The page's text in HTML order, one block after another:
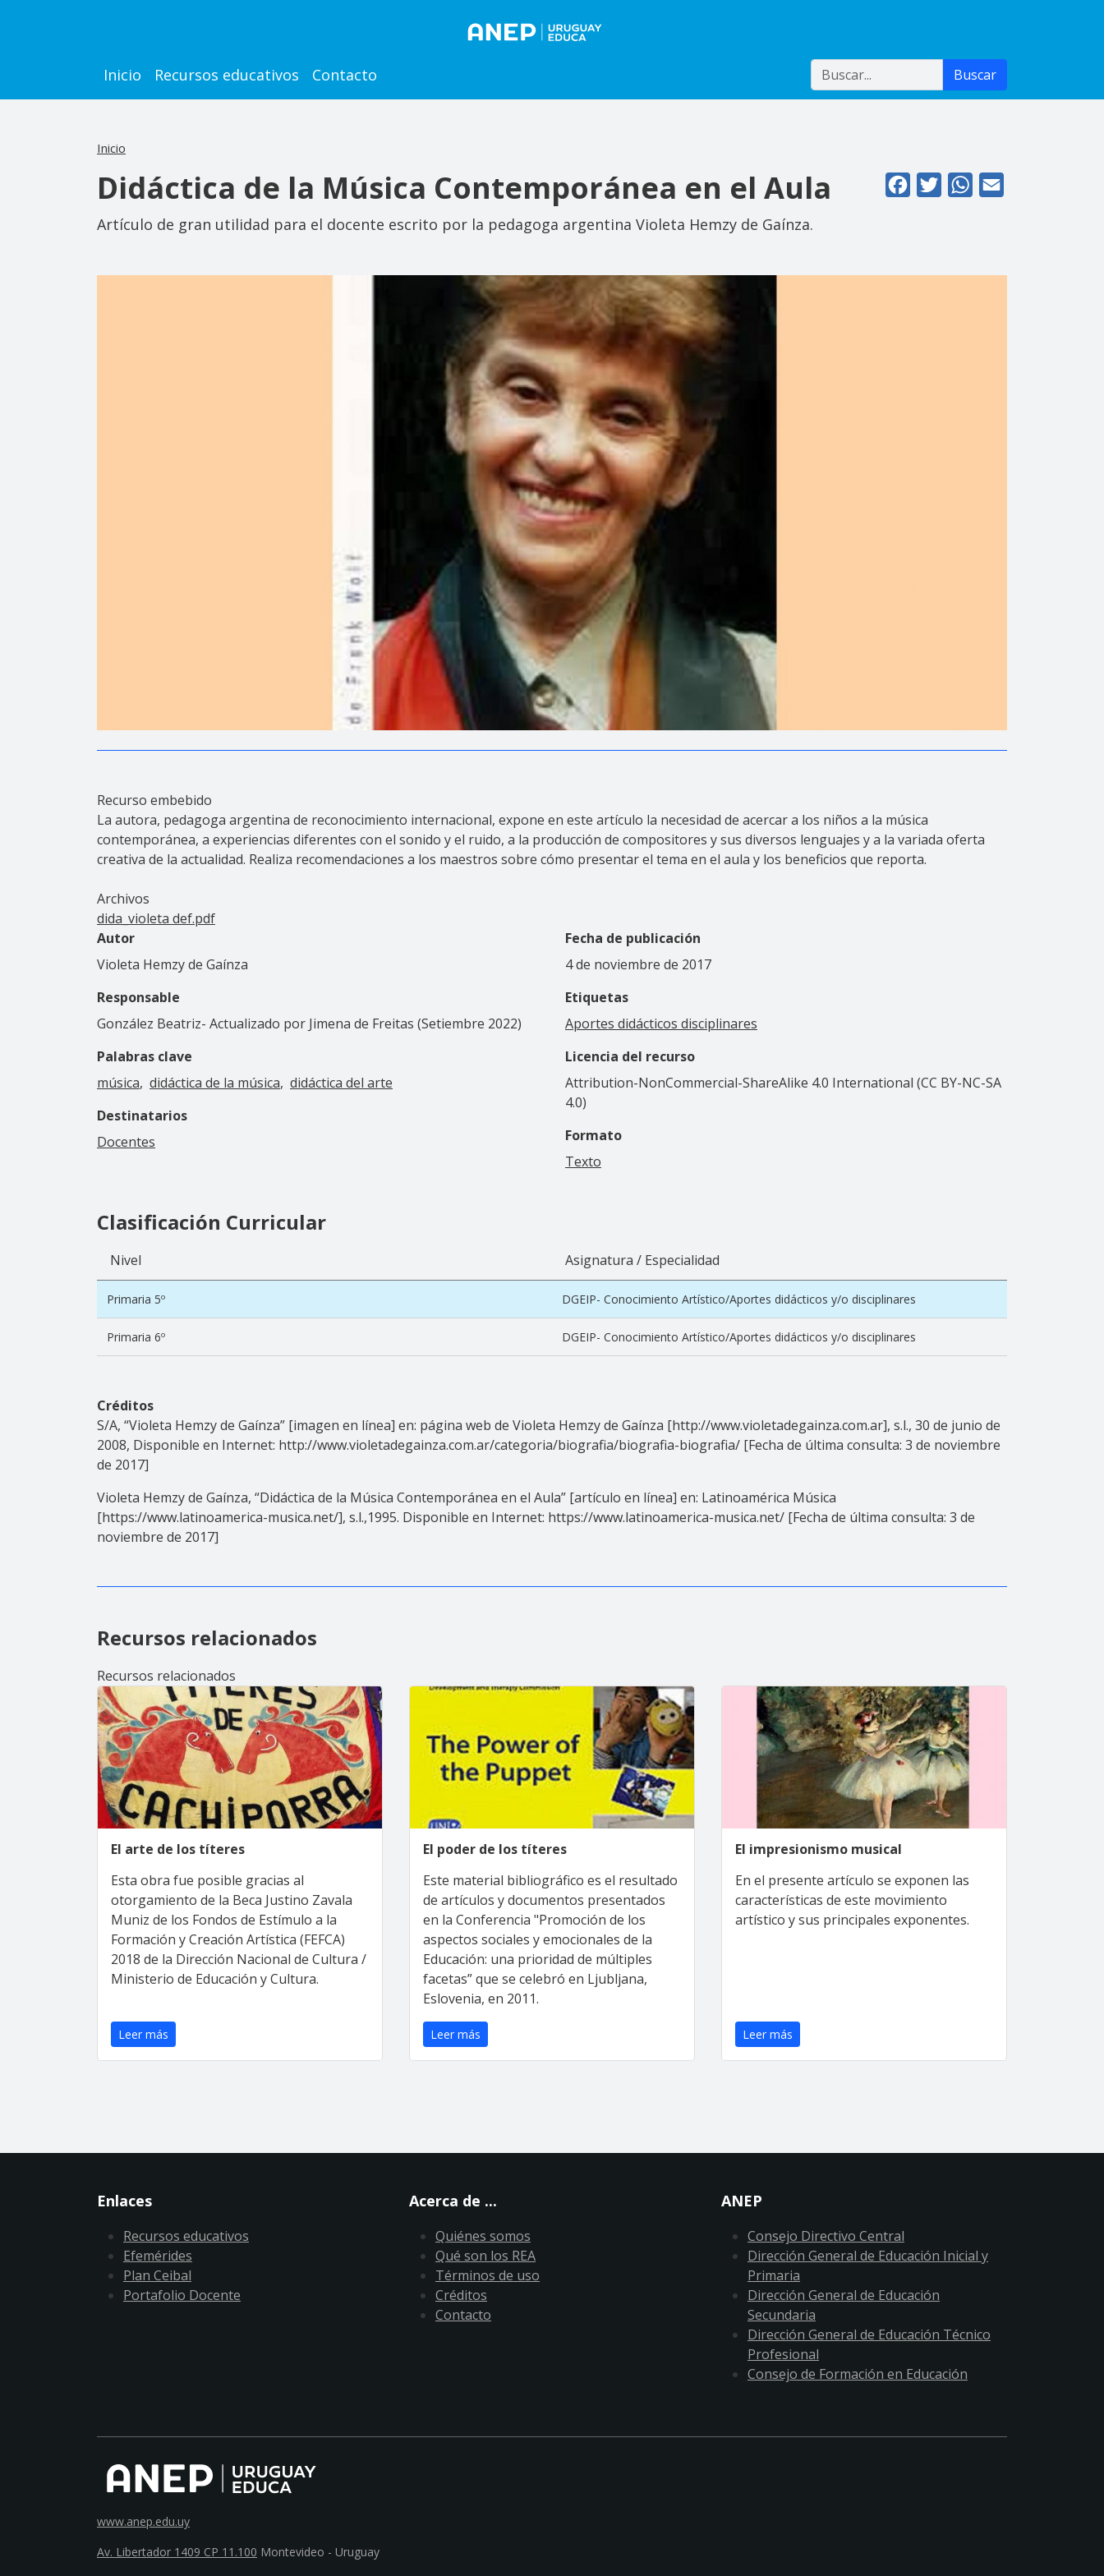
Main navigation
Inicio Recursos educativos Contacto Buscar Buscar
Inicio
FacebookTwitterWhatsApp
Didáctica de la Música Contemporánea en el Aula
Artículo de gran utilidad para el docente escrito por la pedagoga argentina Violeta Hemzy de Gaínza.
Recurso embebido
La autora, pedagoga argentina de reconocimiento internacional, expone en este artículo la necesidad de acercar a los niños a la música
contemporánea, a experiencias diferentes con el sonido y el ruido, a la producción de compositores y sus diversos lenguajes y a la variada oferta
creativa de la actualidad. Realiza recomendaciones a los maestros sobre cómo presentar el tema en el aula y los beneficios que reporta.
Archivos
dida_violeta def.pdf
Autor
Violeta Hemzy de Gaínza
Responsable
González Beatriz- Actualizado por Jimena de Freitas (Setiembre 2022)
Palabras clave
música didáctica de la música didáctica del arte
Destinatarios
Docentes
Fecha de publicación
4 de noviembre de 2017
Etiquetas
Aportes didácticos disciplinares
Licencia del recurso
Attribution-NonCommercial-ShareAlike 4.0 International (CC BY-NC-SA
4.0)
Formato
Texto
Clasificación Curricular
Nivel
Primaria 5º
Primaria 6º
Asignatura / Especialidad
DGEIP- Conocimiento Artístico/Aportes didácticos y/o disciplinares
DGEIP- Conocimiento Artístico/Aportes didácticos y/o disciplinares
Créditos
S/A, “Violeta Hemzy de Gaínza” [imagen en línea] en: página web de Violeta Hemzy de Gaínza [http://www.violetadegainza.com.ar], s.l., 30 de junio de
2008, Disponible en Internet: http://www.violetadegainza.com.ar/categoria/biografia/biografia-biografia/ [Fecha de última consulta: 3 de noviembre
de 2017]
Violeta Hemzy de Gaínza, “Didáctica de la Música Contemporánea en el Aula” [artículo en línea] en: Latinoamérica Música
[https://www.latinoamerica-musica.net/], s.l.,1995. Disponible en Internet: https://www.latinoamerica-musica.net/ [Fecha de última consulta: 3 de
noviembre de 2017]
Recursos relacionados
Recursos relacionados
El arte de los títeres
Esta obra fue posible gracias al
otorgamiento de la Beca Justino Zavala
Muniz de los Fondos de Estímulo a la
Formación y Creación Artística (FEFCA)
2018 de la Dirección Nacional de Cultura /
Ministerio de Educación y Cultura.
Leer más
El poder de los títeres
Este material bibliográfico es el resultado
de artículos y documentos presentados
en la Conferencia "Promoción de los
aspectos sociales y emocionales de la
Educación: una prioridad de múltiples
facetas” que se celebró en Ljubljana,
Eslovenia, en 2011.
Leer más
El impresionismo musical
En el presente artículo se exponen las
características de este movimiento
artístico y sus principales exponentes.
Leer más
Enlaces
Recursos educativos
Efemérides
Plan Ceibal
Portafolio Docente
Acerca de ...
Quiénes somos
Qué son los REA
Términos de uso
Créditos
Contacto
ANEP
Consejo Directivo Central
Dirección General de Educación Inicial y
Primaria
Dirección General de Educación
Secundaria
Dirección General de Educación Técnico
Profesional
Consejo de Formación en Educación
www.anep.edu.uy
Av. Libertador 1409 CP 11.100 Montevideo - Uruguay